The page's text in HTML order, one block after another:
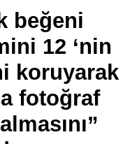
beğeni
12 ‘nin
koruyarak
fotoğraf